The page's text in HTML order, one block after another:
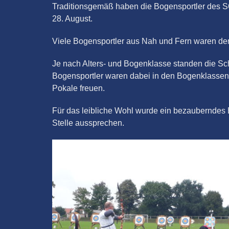
Traditionsgemäß haben die Bogensportler des
28. August.
Viele Bogensportler aus Nah und Fern waren
Je nach Alters- und Bogenklasse standen die
Bogensportler waren dabei in den
Pokale freuen.
Für das leibliche Wohl wurde ein
Stelle aussprechen.